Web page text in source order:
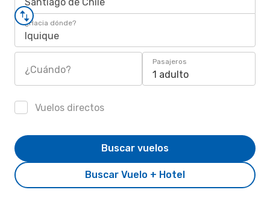
¿Hacia dónde?
Iquique
¿Cuándo?
Pasajeros
1 adulto
Vuelos directos
Buscar Vuelo + Hotel
Buscar vuelos